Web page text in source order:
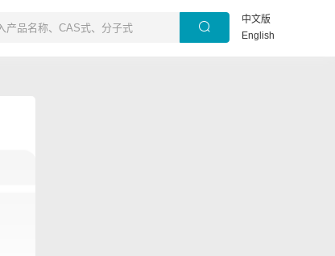
中文版
English